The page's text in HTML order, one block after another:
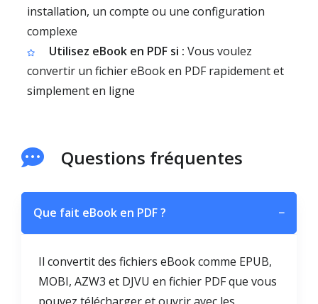
installation, un compte ou une configuration
complexe
Utilisez eBook en PDF si : Vous voulez
convertir un fichier eBook en PDF rapidement et
simplement en ligne
Questions fréquentes
Que fait eBook en PDF ? −
Il convertit des fichiers eBook comme EPUB,
MOBI, AZW3 et DJVU en fichier PDF que vous